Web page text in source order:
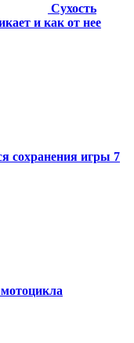
Сухость
и как от нее
сохранения игры 7